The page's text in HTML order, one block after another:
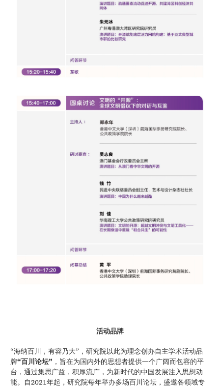
活动品牌
“海纳百川，有容乃大”，研究院以此为理念创办自主学术活动品
牌“百川论坛” ，旨在为国内外的思想者提供一个广阔而包容的平
台，通过集思广益，积厚流广，为新时代的中国发展注入思想动
能。自2021年起，研究院每年举办多场百川论坛，盛邀各领域专